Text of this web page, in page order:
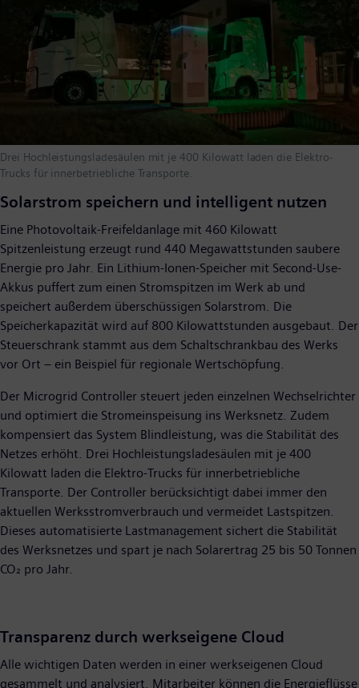
Drei Hochleistungsladesäulen mit je 400 Kilowatt laden die Elektro-
Trucks für innerbetriebliche Transporte.
Solarstrom speichern und intelligent nutzen
Eine Photovoltaik-Freifeldanlage mit 460 Kilowatt
Spitzenleistung erzeugt rund 440 Megawattstunden saubere
Energie pro Jahr. Ein Lithium-Ionen-Speicher mit Second-Use-
Akkus puffert zum einen Stromspitzen im Werk ab und
speichert außerdem überschüssigen Solarstrom. Die
Speicherkapazität wird auf 800 Kilowattstunden ausgebaut. Der
Steuerschrank stammt aus dem Schaltschrankbau des Werks
vor Ort – ein Beispiel für regionale Wertschöpfung.
Der Microgrid Controller steuert jeden einzelnen Wechselrichter
und optimiert die Stromeinspeisung ins Werksnetz. Zudem
kompensiert das System Blindleistung, was die Stabilität des
Netzes erhöht. Drei Hochleistungsladesäulen mit je 400
Kilowatt laden die Elektro-Trucks für innerbetriebliche
Transporte. Der Controller berücksichtigt dabei immer den
aktuellen Werksstromverbrauch und vermeidet Lastspitzen.
Dieses automatisierte Lastmanagement sichert die Stabilität
des Werksnetzes und spart je nach Solarertrag 25 bis 50 Tonnen
CO₂ pro Jahr.
Transparenz durch werkseigene Cloud
Alle wichtigen Daten werden in einer werkseigenen Cloud
gesammelt und analysiert. Mitarbeiter können die Energieflüsse